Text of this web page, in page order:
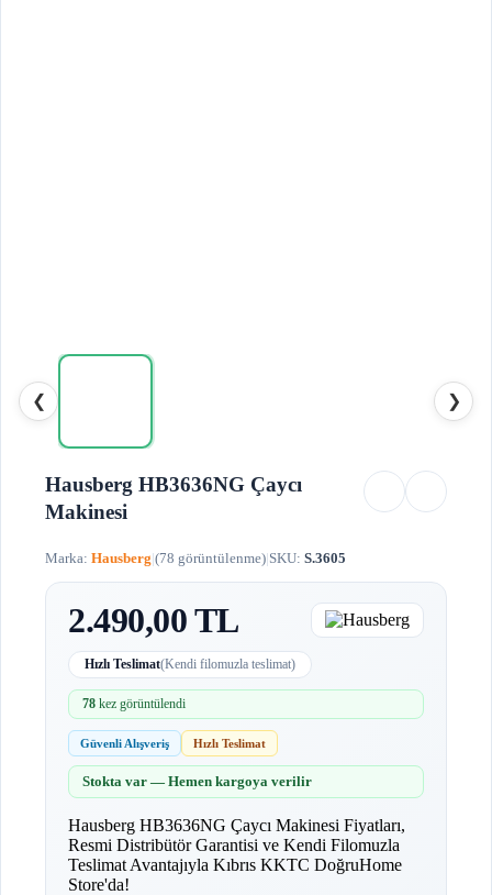
❮ ❯
Hausberg HB3636NG Çaycı
Makinesi
Marka: Hausberg|(78 görüntülenme)|SKU: S.3605
2.490,00 TL
Hızlı Teslimat(Kendi filomuzla teslimat)
78 kez görüntülendi
Güvenli Alışveriş Hızlı Teslimat
Stokta var — Hemen kargoya verilir
Hausberg HB3636NG Çaycı Makinesi Fiyatları,
Resmi Distribütör Garantisi ve Kendi Filomuzla
Teslimat Avantajıyla Kıbrıs KKTC DoğruHome
Store'da!